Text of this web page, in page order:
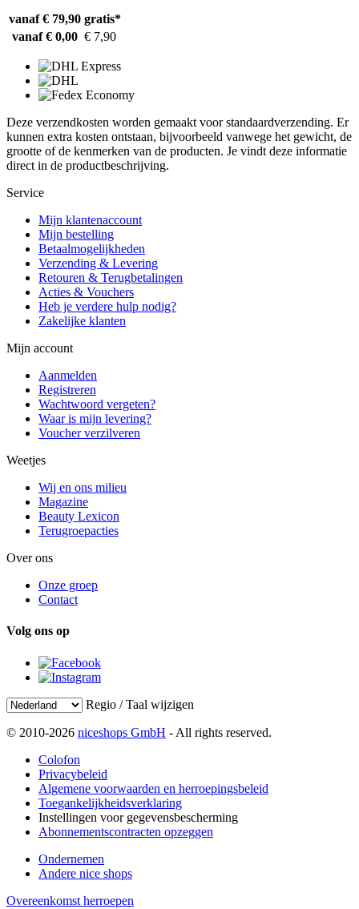
vanaf € 79,90 gratis*
vanaf € 0,00 € 7,90
Deze verzendkosten worden gemaakt voor standaardverzending. Er
kunnen extra kosten ontstaan, bijvoorbeeld vanwege het gewicht, de
grootte of de kenmerken van de producten. Je vindt deze informatie
direct in de productbeschrijving.
Service
Mijn klantenaccount
Mijn bestelling
Betaalmogelijkheden
Verzending & Levering
Retouren & Terugbetalingen
Acties & Vouchers
Heb je verdere hulp nodig?
Zakelijke klanten
Mijn account
Aanmelden
Registreren
Wachtwoord vergeten?
Waar is mijn levering?
Voucher verzilveren
Weetjes
Wij en ons milieu
Magazine
Beauty Lexicon
Terugroepacties
Over ons
Onze groep
Contact
Volg ons op
Regio / Taal wijzigen
© 2010-2026 niceshops GmbH - All rights reserved.
Colofon
Privacybeleid
Algemene voorwaarden en herroepingsbeleid
Toegankelijkheidsverklaring
Instellingen voor gegevensbescherming
Abonnementscontracten opzeggen
Ondernemen
Andere nice shops
Overeenkomst herroepen